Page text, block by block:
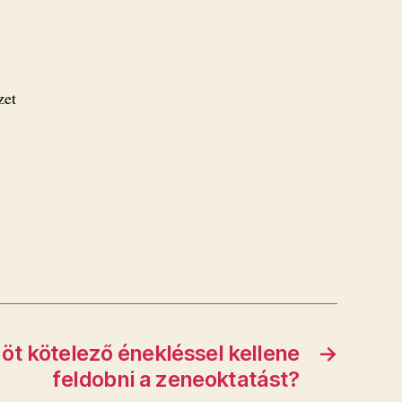
→
kötelező énekléssel kellene
feldobni a zeneoktatást?